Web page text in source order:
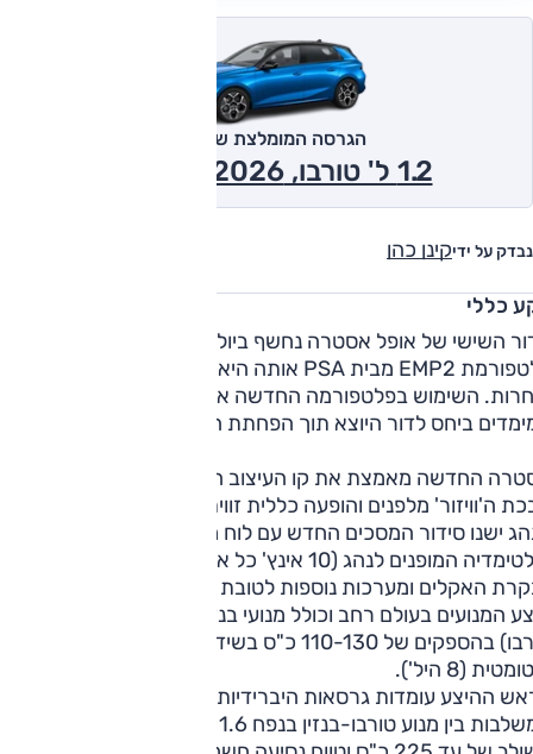
נבדק על ידיקינן כהן
הגרסה המומלצת של אוטו
1.2 ל' טורבו, GS Line 2026
כללי
השימוש בפלטפורמה החדשה איפשר לאופל להגדיל את
ביחס לדור היוצא תוך הפחתת המשקל.
החדשה מאמצת את קו העיצוב העדכני של היצרנית עם
ה'וויזור' מלפנים והופעה כללית זוויתית ודינאמית. גם בסביבת
ישנו סידור המסכים החדש עם לוח מחוונים דיגטלי ומסך
מולטימדיה המופנים לנהג (10 אינץ' כל אחד) ומערך פקדים נפרד
האקלים ומערכות נוספות לטובת שיפור נוחות התפעול.
(8 היל').
ההיצע עומדות גרסאות היברידיות-נטענות (פלאג-אין)